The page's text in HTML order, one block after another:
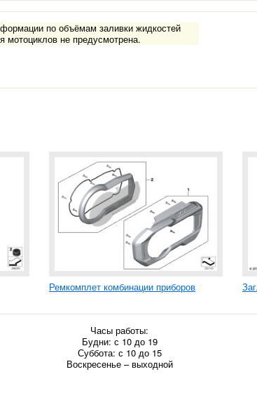
по объёмам заливки жидкостей
мотоциклов не предусмотрена.
Ремкомплет комбинации приборов
Часы работы:
Будни: с 10 до 19
Суббота: с 10 до 15
Воскресенье – выходной